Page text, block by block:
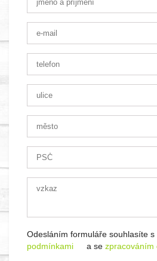
Odesláním formuláře souhlasíte s
podmínkami
a se zpracováním